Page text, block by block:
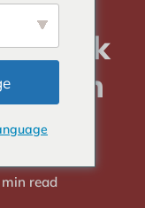
en
read